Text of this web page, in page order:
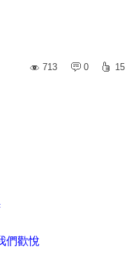
713
0 15
們歡悅